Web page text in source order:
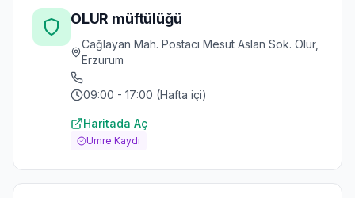
OLUR müftülüğü
Cağlayan Mah. Postacı Mesut Aslan Sok. Olur,
Erzurum
09:00 - 17:00 (Hafta içi)
Haritada Aç
Umre Kaydı